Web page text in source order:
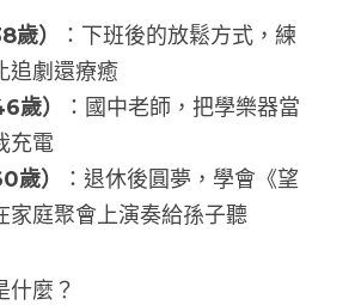
歲）
：下班後的放鬆方式，練
追劇還療癒
歲）
：國中老師，把學樂器當
充電
歲）
：退休後圓夢，學會《望
家庭聚會上演奏給孫子聽
什麼？